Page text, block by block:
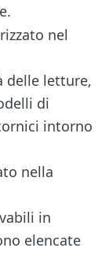
nel
delle letture,
di
intorno
nella
in
elencate